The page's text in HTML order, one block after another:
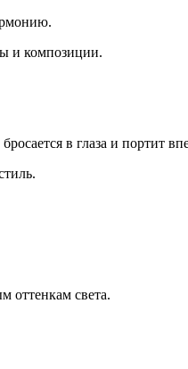
и композиции.
в глаза и портит
оттенкам света.